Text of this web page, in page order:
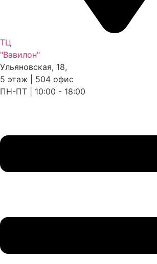
ТЦ
"Вавилон"
Ульяновская, 18,
5 этаж | 504 офис
ПН-ПТ | 10:00 - 18:00